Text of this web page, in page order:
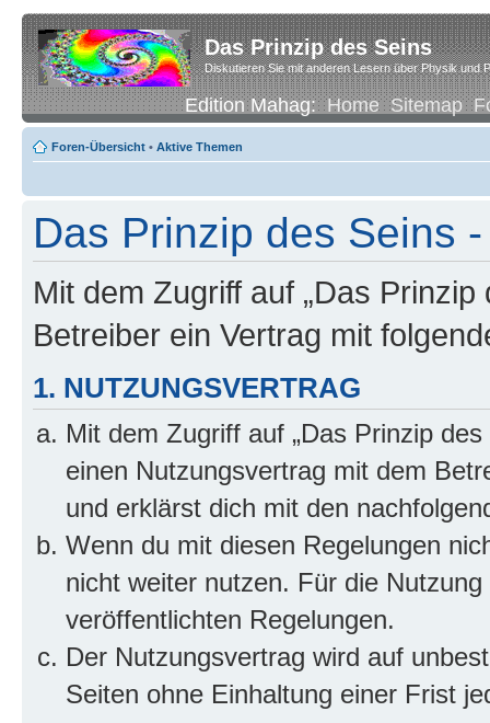
Das Prinzip des Seins
Diskutieren Sie mit anderen Lesern über Physik und
Edition Mahag:Home Sitemap
Foren-Übersicht • Aktive Themen
Das Prinzip des Seins
Mit dem Zugriff auf „Das
Betreiber ein Vertrag mit
1. NUTZUNGSVERTRAG
Mit dem Zugriff auf „Das Prinzip
einen Nutzungsvertrag mit dem
und erklärst dich mit den
Wenn du mit diesen Regelungen
nicht weiter nutzen. Für die
veröffentlichten Regelungen.
Der Nutzungsvertrag wird auf
Seiten ohne Einhaltung einer Frist